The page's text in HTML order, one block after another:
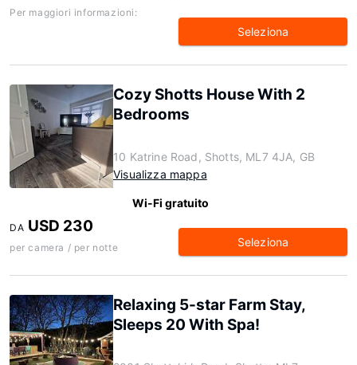
Per maggiori informazioni:
Seleziona
Cozy Shotts House With 2
Bedrooms
10 Katrine Road, Shotts, ML7 4JA, GB
Visualizza mappa
Wi-Fi gratuito
DA USD 230
per camera / per notte Seleziona
Relaxing 5-star Farm Stay,
Sleeps 20 With Spa!